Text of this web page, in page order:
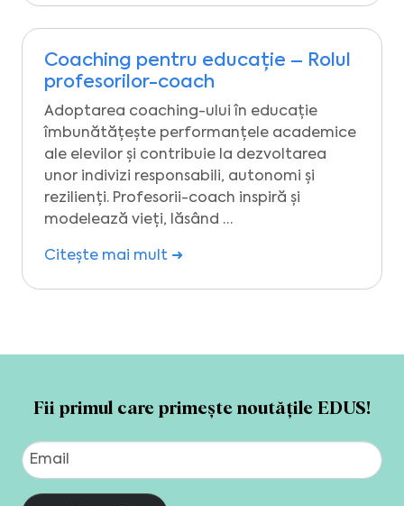
Coaching pentru educație – Rolul
profesorilor-coach
Adoptarea coaching-ului în educație
îmbunătățește performanțele academice
ale elevilor și contribuie la dezvoltarea
unor indivizi responsabili, autonomi și
rezilienți. Profesorii-coach inspiră și
modelează vieți, lăsând …
Citește mai mult ➜
Fii primul care primește noutățile EDUS!